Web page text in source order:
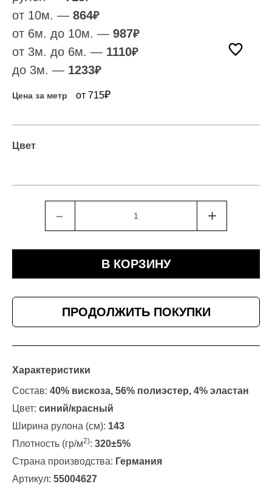
от 10м. — 864₽
от 6м. до 10м. — 987₽
от 3м. до 6м. — 1110₽
до 3м. — 1233₽
Цена за метр от 715₽
Цвет
﹣ +
В КОРЗИНУ
ПРОДОЛЖИТЬ ПОКУПКИ
Характеристики
Состав: 40% вискоза, 56% полиэстер, 4% эластан
Цвет: синий/красный
Ширина рулона (см): 143
Плотность (гр/м2): 320±5%
Страна производства: Германия
Артикул: 55004627